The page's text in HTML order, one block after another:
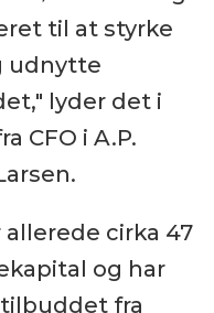
til at styrke
udnytte
lyder det i
CFO i A.P.
cirka 47
og har
fra